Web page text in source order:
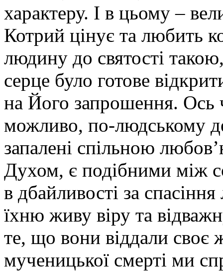
характеру. І в цьому –
Котрий цінує та любить
людину до святості
серце було готове
на Його запрошення. Ось
можливо, по-людському
запалені спільною
Духом, є подібними між
в дбайливості за
їхню живу віру та
те, що вони віддали своє
мученицької смерті ми